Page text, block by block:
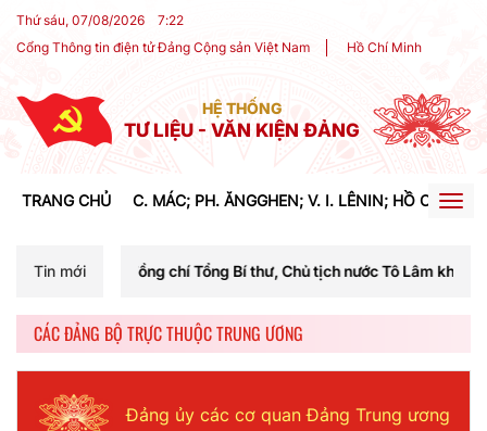
Thứ sáu, 07/08/2026 7:22
Cổng Thông tin điện tử Đảng Cộng sản Việt Nam
Hồ Chí Minh
HỆ THỐNG
TƯ LIỆU - VĂN KIỆN ĐẢNG
TRANG CHỦ C. MÁC; PH. ĂNGGHEN; V. I. LÊNIN; HỒ CHÍ
Tin mới
đồng chí Tổng Bí thư, Chủ tịch nước Tô Lâm khai mạc Hội nghị
CÁC ĐẢNG BỘ TRỰC THUỘC TRUNG ƯƠNG
Đảng ủy các cơ quan Đảng Trung ương